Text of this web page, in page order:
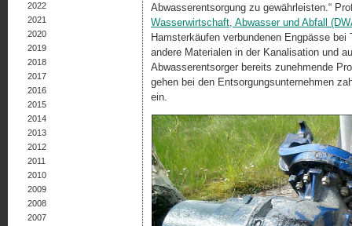
Abwasserentsorgung zu gewährleisten.“
Wasserwirtschaft, Abwasser und Abfall
Hamsterkäufen verbundenen Engpässe
andere Materialen in der Kanalisation und
Abwas­ser­entsorger bereits zunehmende
gehen bei den Entsorgungsunternehmen
ein.
2022
2021
2020
2019
2018
2017
2016
2015
2014
2013
2012
2011
2010
2009
2008
2007